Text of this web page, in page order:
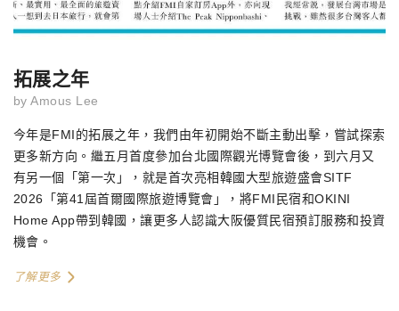
拓展之年
by Amous Lee
今年是FMI的拓展之年，我們由年初開始不斷主動出擊，嘗試探索
更多新方向。繼五月首度參加台北國際觀光博覽會後，到六月又
有另一個「第一次」，就是首次亮相韓國大型旅遊盛會SITF
2026「第41屆首爾國際旅遊博覽會」，將FMI民宿和OKINI
Home App帶到韓國，讓更多人認識大阪優質民宿預訂服務和投資
機會。
了解更多